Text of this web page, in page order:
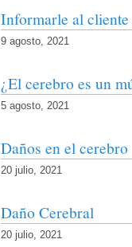
Informarle al
9 agosto, 2021
¿El cerebro es un
5 agosto, 2021
Daños en el cerebro
20 julio, 2021
Daño Cerebral
20 julio, 2021